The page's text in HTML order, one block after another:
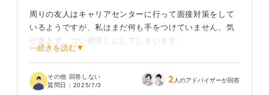
周りの友人はキャリアセンターに行って面接対策をして
いるようですが、私はまだ何も手をつけていません。気
が進まず、つい後回しにしてしまいます。
影響が出るのでしょうか？ めんどくさがりな私でも、こ
⋯続きを読む▼
その他 回答しない
質問日： 2025/7/3 2 人のアドバイザーが回答